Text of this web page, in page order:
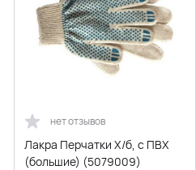
нет отзывов
Лакра Перчатки Х/б, с ПВХ
(большие) (5079009)